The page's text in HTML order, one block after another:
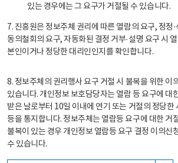
있는 경우에는 그 요구가 거절될 수 있습니다.
7. 진흥원은 정보주체 권리에 따른 열람의 요구, 정정
동의철회의 요구, 자동화된 결정 거부·설명 요구 시
본인이거나 정당한 대리인인지를 확인합니다.
8. 정보주체의 권리행사 요구 거절 시 불복을 위한 이
있습니다. 개인정보 보호담당자는 열람 등 요구에 대
받은 날로부터 10일 이내에 연기 또는 거절의 정당한
등을 통지합니다. 정보주체는 열람등 요구에 대한 거
불복이 있는 경우 개인정보 열람등 요구 결정 이의신
수 있습니다.